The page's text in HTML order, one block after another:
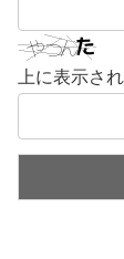
上に表示さ